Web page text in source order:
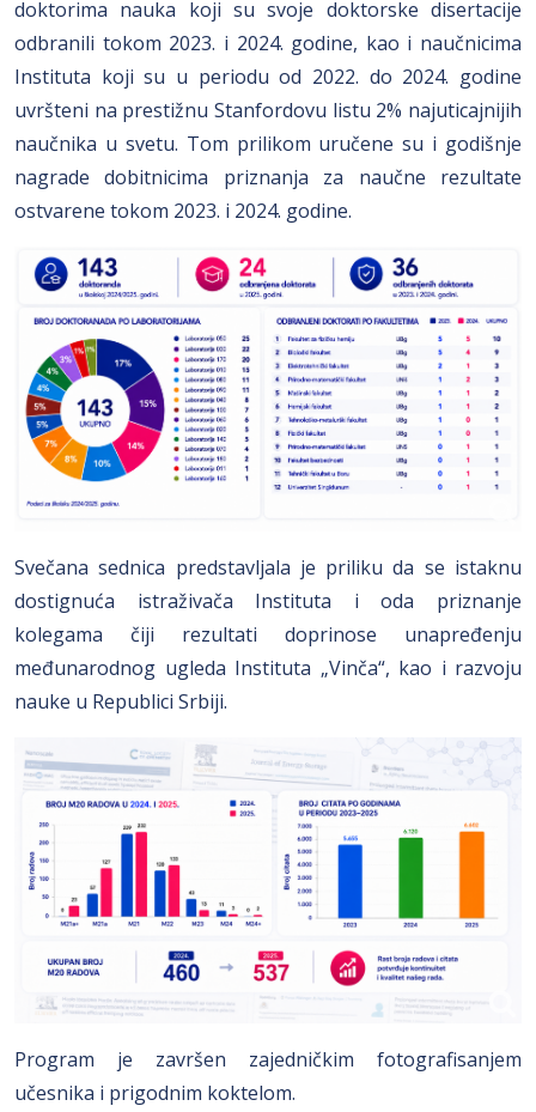
doktorima nauka koji su svoje doktorske disertacije
odbranili tokom 2023. i 2024. godine, kao i naučnicima
Instituta koji su u periodu od 2022. do 2024. godine
uvršteni na prestižnu Stanfordovu listu 2% najuticajnijih
naučnika u svetu. Tom prilikom uručene su i godišnje
nagrade dobitnicima priznanja za naučne rezultate
ostvarene tokom 2023. i 2024. godine.
Svečana sednica predstavljala je priliku da se istaknu
dostignuća istraživača Instituta i oda priznanje
kolegama čiji rezultati doprinose unapređenju
međunarodnog ugleda Instituta „Vinča“, kao i razvoju
nauke u Republici Srbiji.
Program je završen zajedničkim fotografisanjem
učesnika i prigodnim koktelom.